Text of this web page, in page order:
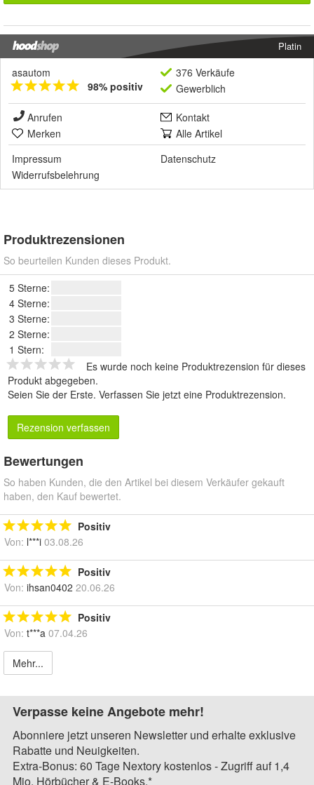
Platin
asautom
98% positiv
376 Verkäufe
Gewerblich
Anrufen
Kontakt
Merken
Alle Artikel
Impressum
Datenschutz
Widerrufsbelehrung
Produktrezensionen
So beurteilen Kunden dieses Produkt.
5 Sterne:
4 Sterne:
3 Sterne:
2 Sterne:
1 Stern:
Es wurde noch keine Produktrezension für dieses
Produkt abgegeben.
Seien Sie der Erste. Verfassen Sie jetzt eine Produktrezension.
Rezension verfassen
Bewertungen
So haben Kunden, die den Artikel bei diesem Verkäufer gekauft
haben, den Kauf bewertet.
Positiv
Von: l***i 03.08.26
Positiv
Von: ihsan0402 20.06.26
Positiv
Von: t***a 07.04.26
Mehr...
Verpasse keine Angebote mehr!
Abonniere jetzt unseren Newsletter und erhalte exklusive
Rabatte und Neuigkeiten.
Extra-Bonus: 60 Tage Nextory kostenlos - Zugriff auf 1,4
Mio. Hörbücher & E-Books.*